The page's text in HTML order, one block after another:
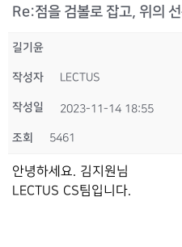
Re:점을 검볼로 잡고, 위의
길기윤
작성자 LECTUS
작성일 2023-11-14 18:55
조회 5461
안녕하세요. 김지원님
LECTUS CS팀입니다.